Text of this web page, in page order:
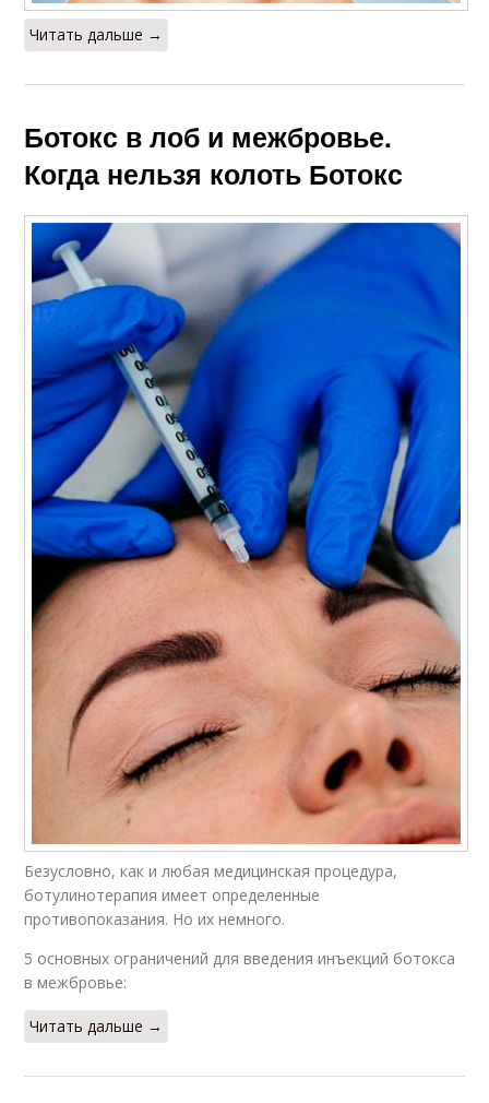
Читать дальше →
Ботокс в лоб и межбровье.
Когда нельзя колоть Ботокс
Безусловно, как и любая медицинская процедура,
ботулинотерапия имеет определенные
противопоказания. Но их немного.
5 основных ограничений для введения инъекций ботокса
в межбровье:
Читать дальше →